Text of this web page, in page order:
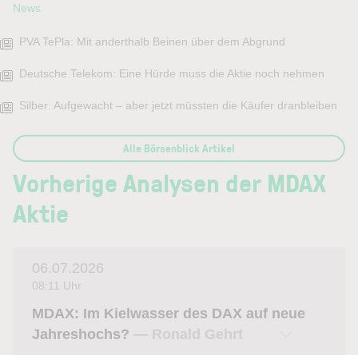
News
PVA TePla: Mit anderthalb Beinen über dem Abgrund
Deutsche Telekom: Eine Hürde muss die Aktie noch nehmen
Silber: Aufgewacht – aber jetzt müssten die Käufer dranbleiben
Alle Börsenblick Artikel
Vorherige Analysen der MDAX
Aktie
06.07.2026
08:11 Uhr
MDAX: Im Kielwasser des DAX auf neue
Jahreshochs? — Ronald Gehrt